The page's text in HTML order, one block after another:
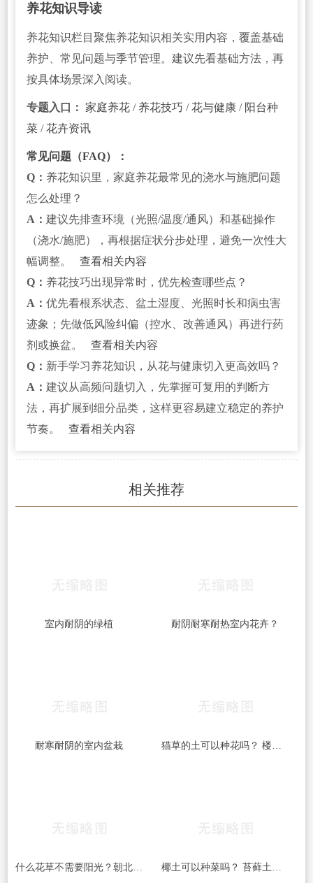
养花知识导读
养花知识栏目聚焦养花知识相关实用内容，覆盖基础
养护、常见问题与季节管理。建议先看基础方法，再
按具体场景深入阅读。
专题入口： 家庭养花/ 养花技巧 /花与健康/ 阳台种
菜/花卉资讯
常见问题（FAQ）：
Q： 养花知识里，家庭养花最常见的浇水与施肥问题
怎么处理？
A： 建议先排查环境（光照/温度/通风）和基础操作
（浇水/施肥），再根据症状分步处理，避免一次性大
幅调整。
查看相关内容
Q： 养花技巧出现异常时，优先检查哪些点？
A： 优先看根系状态、盆土湿度、光照时长和病虫害
迹象；先做低风险纠偏（控水、改善通风）再进行药
剂或换盆。
查看相关内容
Q： 新手学习养花知识，从花与健康切入更高效吗？
A： 建议从高频问题切入，先掌握可复用的判断方
法，再扩展到细分品类，这样更容易建立稳定的养护
节奏。
查看相关内容
相关推荐
室内耐阴的绿植 耐阴耐寒耐热室内花卉？
耐寒耐阴的室内盆栽 猫草的土可以种花吗？ 楼顶积土可以种花吗？
什么花草不需要阳光？朝北阳台种花草大全？ 椰土可以种菜吗？ 苔藓土可以种菜吗？